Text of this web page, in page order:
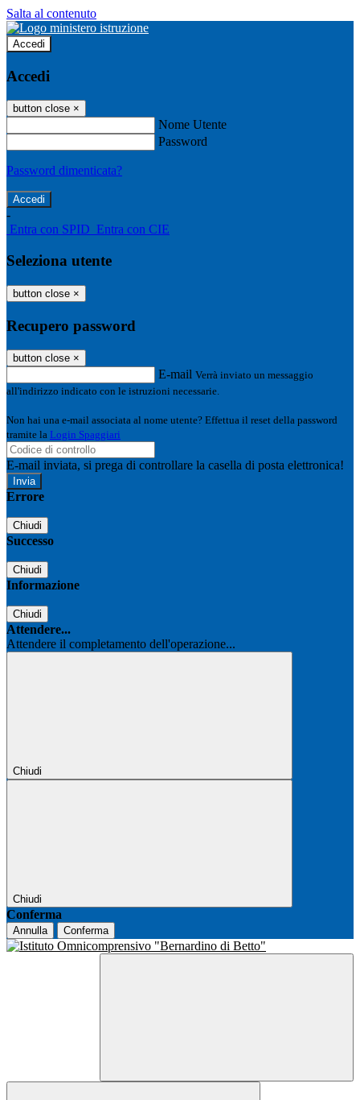
Salta al contenuto
Accedi
Accedi
button close ×
Nome Utente
Password
Password dimenticata?
-
Entra con SPID Entra con CIE
Seleziona utente
button close ×
Recupero password
button close ×
E-mail Verrà inviato un messaggio
all'indirizzo indicato con le istruzioni necessarie.
Non hai una e-mail associata al nome utente? Effettua il reset della password
tramite la Login Spaggiari
E-mail inviata, si prega di controllare la casella di posta elettronica!
Errore
Chiudi
Successo
Chiudi
Informazione
Chiudi
Attendere...
Attendere il completamento dell'operazione...
Chiudi
Chiudi
Conferma
Annulla Conferma